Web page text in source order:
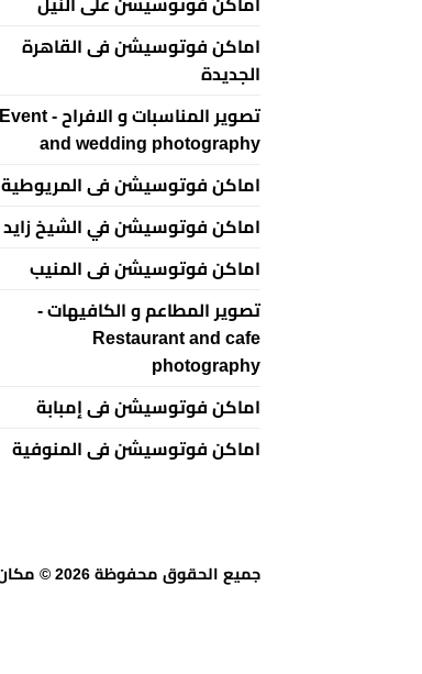
اماكن فوتوسيشن على النيل
اماكن فوتوسيشن فى القاهرة
الجديدة
تصوير المناسبات و الافراح - Event
and wedding photography
اماكن فوتوسيشن فى المريوطية
اماكن فوتوسيشن في الشيخ زايد
اماكن فوتوسيشن فى المنيب
تصوير المطاعم و الكافيهات -
Restaurant and cafe
photography
اماكن فوتوسيشن فى إمبابة
اماكن فوتوسيشن فى المنوفية
جميع الحقوق محفوظة 2026 © مكان فوتوسيشن